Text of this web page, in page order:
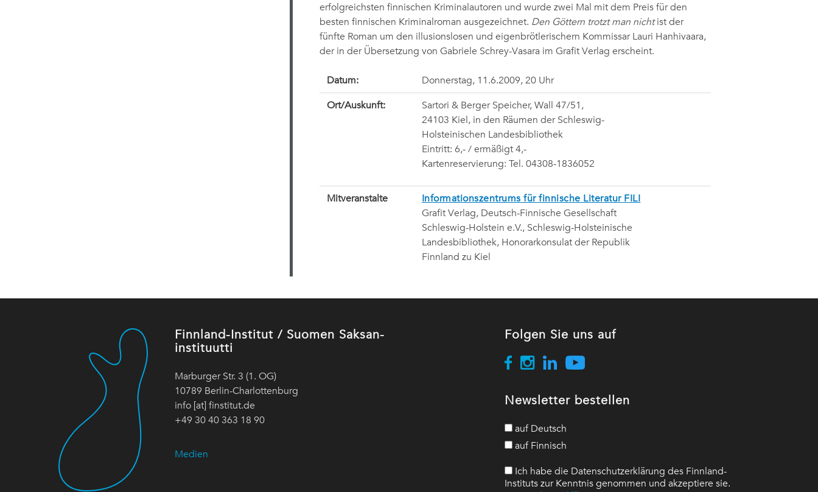
erfolgreichsten finnischen Kriminalautoren und wurde zwei Mal mit dem Preis für den
besten finnischen Kriminalroman ausgezeichnet. Den Göttern trotzt man nichtist der
fünfte Roman um den illusionslosen und eigenbrötlerischern Kommissar Lauri Hanhivaara,
der in der Übersetzung von Gabriele Schrey-Vasara im Grafit Verlag erscheint.
Datum: Donnerstag, 11.6.2009, 20 Uhr
Ort/Auskunft:
Sartori & Berger Speicher, Wall 47/51,
24103 Kiel, in den Räumen der Schleswig-
Holsteinischen Landesbibliothek
Eintritt: 6,- / ermäßigt 4,-
Kartenreservierung: Tel. 04308-1836052
Mitveranstalte
Informationszentrums für finnische Literatur FILI
Grafit Verlag, Deutsch-Finnische Gesellschaft
Schleswig-Holstein e.V., Schleswig-Holsteinische
Landesbibliothek, Honorarkonsulat der Republik
Finnland zu Kiel
Finnland-Institut / Suomen Saksan-
instituutti
Marburger Str. 3 (1. OG)
10789 Berlin-Charlottenburg
info [at] finstitut.de
+49 30 40 363 18 90
Medien
Folgen Sie uns auf
Newsletter bestellen
auf Deutsch
auf Finnisch
Ich habe die Datenschutzerklärung des Finnland-
Instituts zur Kenntnis genommen und akzeptiere sie.